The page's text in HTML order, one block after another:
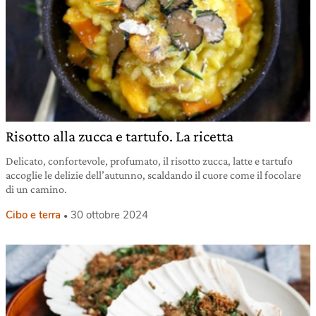
Risotto alla zucca e tartufo. La ricetta
Delicato, confortevole, profumato, il risotto zucca, latte e tartufo
accoglie le delizie dell’autunno, scaldando il cuore come il focolare
di un camino.
Cibo e terra 30 ottobre 2024